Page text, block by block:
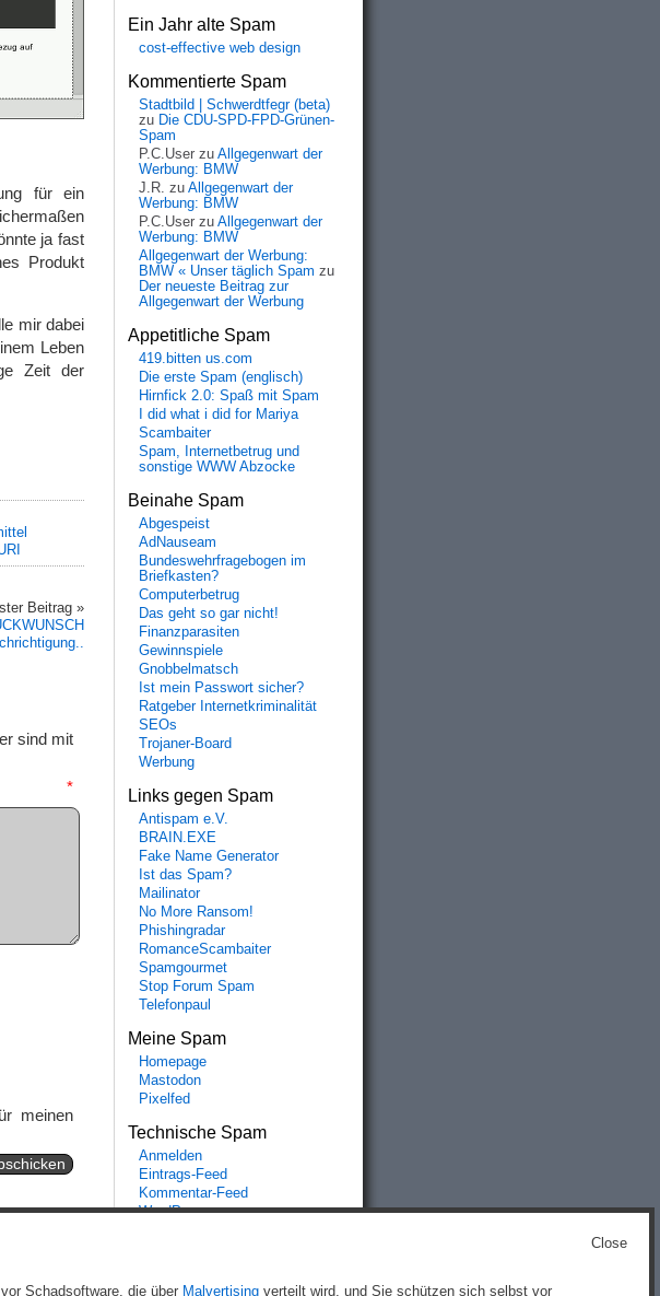
für ein
ja fast
Produkt
mir dabei
Leben
Zeit der
Beitrag »
sind mit
*
meinen
Ein Jahr alte Spam
cost-effective web design
Kommentierte Spam
Stadtbild | Schwerdtfegr (beta)
zu Die CDU-SPD-FPD-Grünen-
Spam
P.C.User zu Allgegenwart der
Werbung: BMW
J.R. zu Allgegenwart der
Werbung: BMW
P.C.User zu Allgegenwart der
Werbung: BMW
Allgegenwart der Werbung:
BMW « Unser täglich Spam zu
Der neueste Beitrag zur
Allgegenwart der Werbung
Appetitliche Spam
419.bitten us.com
Die erste Spam (englisch)
Hirnfick 2.0: Spaß mit Spam
I did what i did for Mariya
Scambaiter
Spam, Internetbetrug und
sonstige WWW Abzocke
Beinahe Spam
Abgespeist
AdNauseam
Bundeswehrfragebogen im
Briefkasten?
Computerbetrug
Das geht so gar nicht!
Finanzparasiten
Gewinnspiele
Gnobbelmatsch
Ist mein Passwort sicher?
Ratgeber Internetkriminalität
SEOs
Trojaner-Board
Werbung
Links gegen Spam
Antispam e.V.
BRAIN.EXE
Fake Name Generator
Ist das Spam?
Mailinator
No More Ransom!
Phishingradar
RomanceScambaiter
Spamgourmet
Stop Forum Spam
Telefonpaul
Meine Spam
Homepage
Mastodon
Pixelfed
Technische Spam
Anmelden
Eintrags-Feed
Kommentar-Feed
WordPress.org
(RSS).
Close
Schadsoftware, die über Malvertising verteilt wird, und Sie schützen sich selbst vor